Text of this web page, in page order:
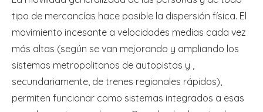
tipo de mercancías hace posible la dispersión física. El
movimiento incesante a velocidades medias cada vez
más altas (según se van mejorando y ampliando los
sistemas metropolitanos de autopistas y ,
secundariamente, de trenes regionales rápidos),
permiten funcionar como sistemas integrados a esas